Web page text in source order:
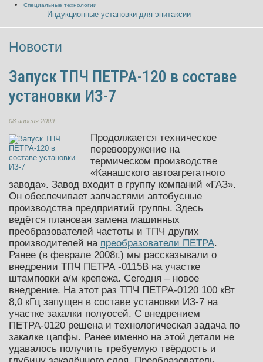
Специальные технологии
Индукционные установки для эпитаксии
Новости
Запуск ТПЧ ПЕТРА-120 в составе
установки ИЗ-7
08 апреля 2009
Продолжается техническое
перевооружение на
термическом производстве
«Канашского автоагрегатного
завода». Завод входит в группу компаний «ГАЗ».
Он обеспечивает запчастями автобусные
производства предприятий группы. Здесь
ведётся плановая замена машинных
преобразователей частоты и ТПЧ других
производителей на преобразователи ПЕТРА.
Ранее (в феврале 2008г.) мы рассказывали о
внедрении ТПЧ ПЕТРА -0115В на участке
штамповки а/м крепежа. Сегодня – новое
внедрение. На этот раз ТПЧ ПЕТРА-0120 100 кВт
8,0 кГц запущен в составе установки ИЗ-7 на
участке закалки полуосей. С внедрением
ПЕТРА-0120 решена и технологическая задача по
закалке цапфы. Ранее именно на этой детали не
удавалось получить требуемую твёрдость и